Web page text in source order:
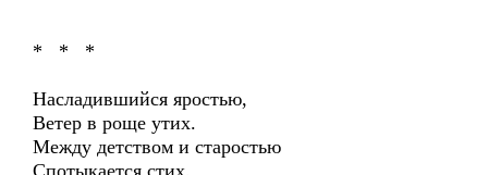
* * *
Насладившийся яростью,
Ветер в роще утих.
Между детством и старостью
Спотыкается стих.